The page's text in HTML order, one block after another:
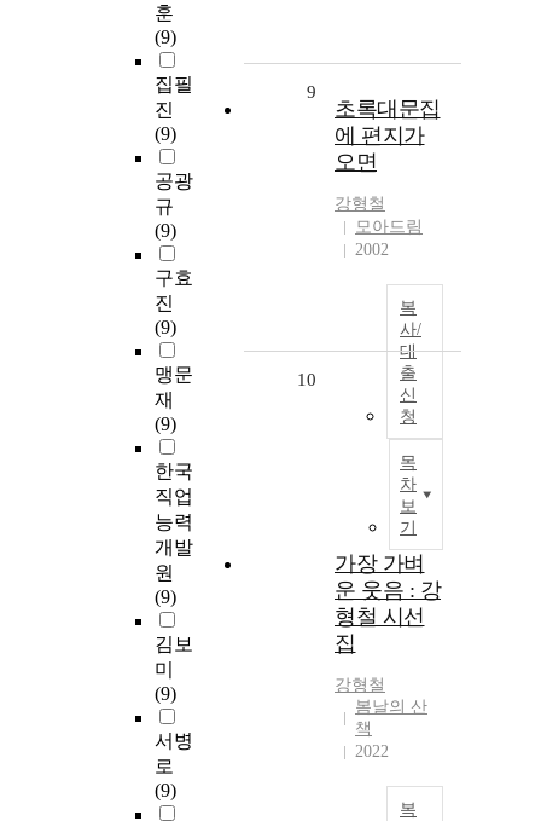
훈
(9)
집필
진
(9)
공광
규
(9)
구효
진
(9)
맹문
재
(9)
한국
직업
능력
개발
원
(9)
김보
미
(9)
서병
로
(9)
9
초록대문집
에 편지가
오면
강형철
모아드림
2002
복
사/
대
출
신
청
목
차
보
기
10
가장 가벼
운 웃음 : 강
형철 시선
집
강형철
봄날의 산
책
2022
복